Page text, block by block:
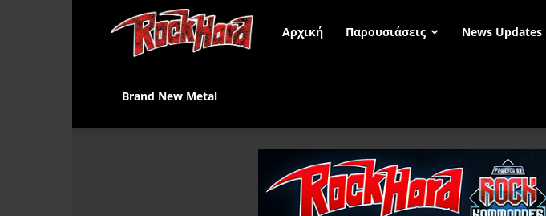
Rock
Αρχική Παρουσιάσεις News Updates
Brand New Metal